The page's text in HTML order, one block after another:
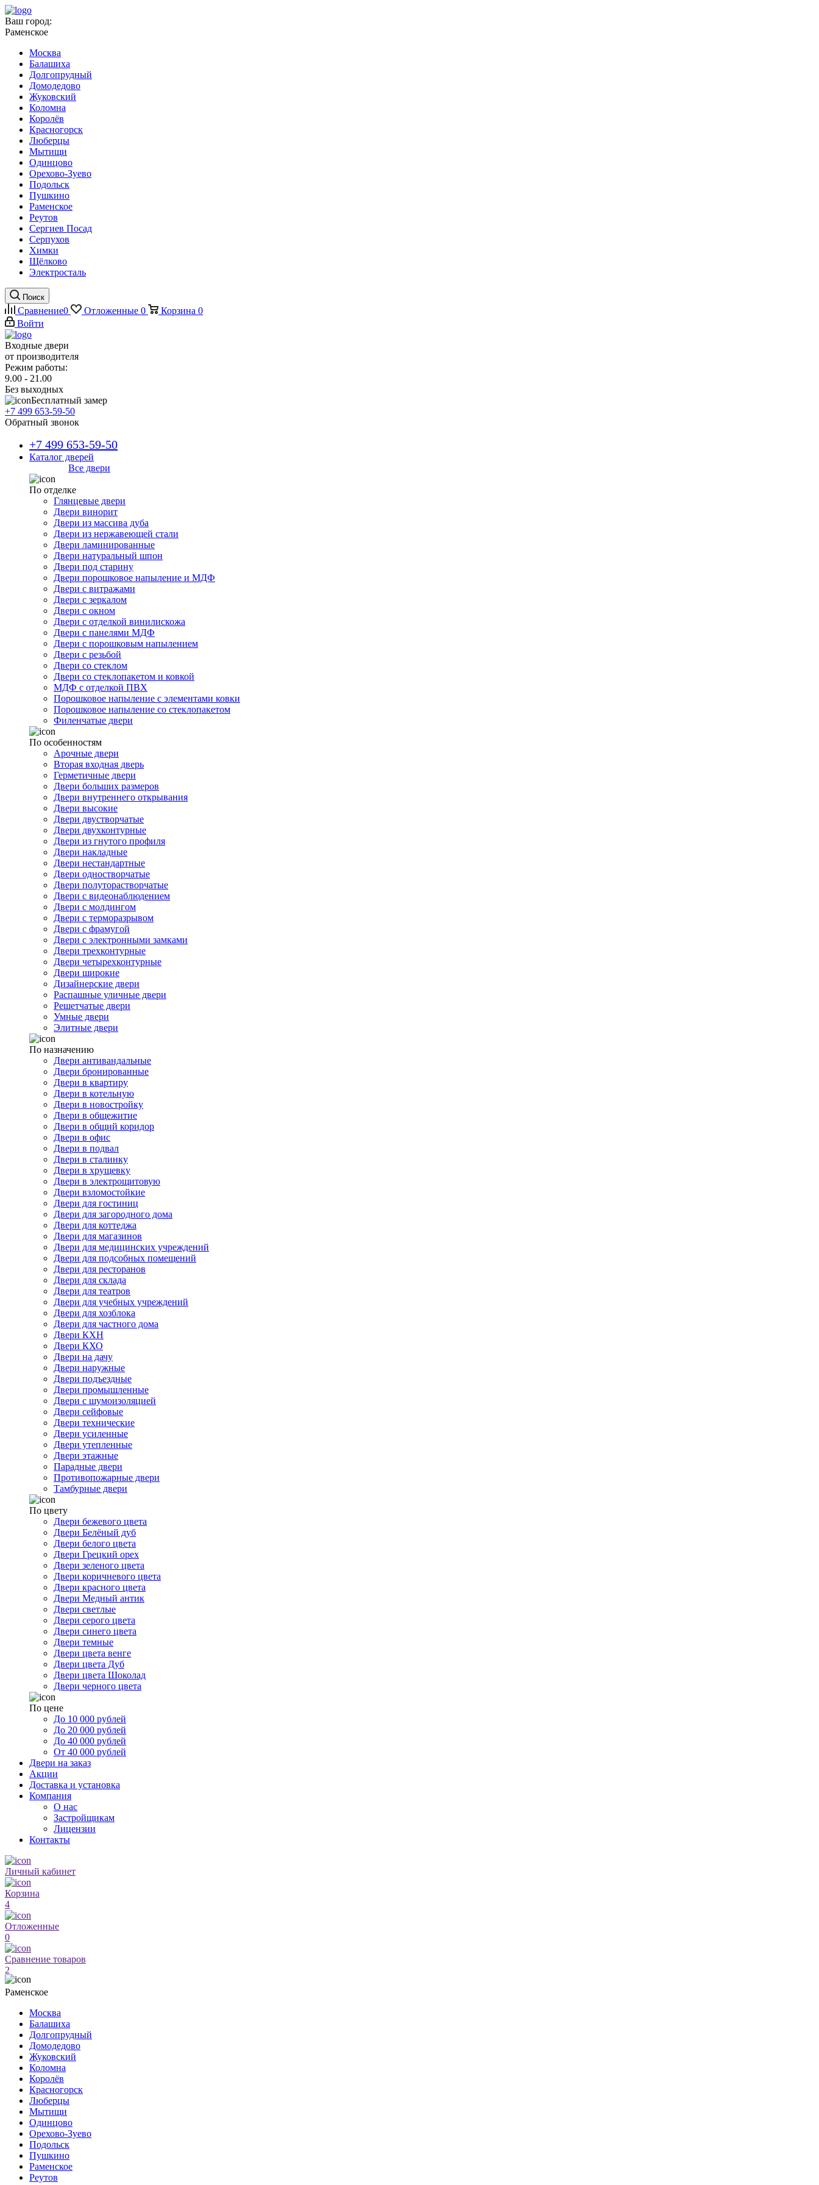
Ваш город:
Раменское
Москва
Балашиха
Долгопрудный
Домодедово
Жуковский
Коломна
Королёв
Красногорск
Люберцы
Мытищи
Одинцово
Орехово-Зуево
Подольск
Пушкино
Раменское
Реутов
Сергиев Посад
Серпухов
Химки
Щёлково
Электросталь
Поиск
Сравнение0 Отложенные 0 Корзина 0
Войти
Входные двери
от производителя
Режим работы:
9.00 - 21.00
Без выходных
Бесплатный замер
+7 499 653-59-50
Обратный звонок
+7 499 653-59-50
Каталог дверей
Все двери
По отделке
Глянцевые двери
Двери винорит
Двери из массива дуба
Двери из нержавеющей стали
Двери ламинированные
Двери натуральный шпон
Двери под старину
Двери порошковое напыление и МДФ
Двери с витражами
Двери с зеркалом
Двери с окном
Двери с отделкой винилискожа
Двери с панелями МДФ
Двери с порошковым напылением
Двери с резьбой
Двери со стеклом
Двери со стеклопакетом и ковкой
МДФ с отделкой ПВХ
Порошковое напыление с элементами ковки
Порошковое напыление со стеклопакетом
Филенчатые двери
По особенностям
Арочные двери
Вторая входная дверь
Герметичные двери
Двери больших размеров
Двери внутреннего открывания
Двери высокие
Двери двустворчатые
Двери двухконтурные
Двери из гнутого профиля
Двери накладные
Двери нестандартные
Двери одностворчатые
Двери полуторастворчатые
Двери с видеонаблюдением
Двери с молдингом
Двери с терморазрывом
Двери с фрамугой
Двери с электронными замками
Двери трехконтурные
Двери четырехконтурные
Двери широкие
Дизайнерские двери
Распашные уличные двери
Решетчатые двери
Умные двери
Элитные двери
По назначению
Двери антивандальные
Двери бронированные
Двери в квартиру
Двери в котельную
Двери в новостройку
Двери в общежитие
Двери в общий коридор
Двери в офис
Двери в подвал
Двери в сталинку
Двери в хрущевку
Двери в электрощитовую
Двери взломостойкие
Двери для гостиниц
Двери для загородного дома
Двери для коттеджа
Двери для магазинов
Двери для медицинских учреждений
Двери для подсобных помещений
Двери для ресторанов
Двери для склада
Двери для театров
Двери для учебных учреждений
Двери для хозблока
Двери для частного дома
Двери КХН
Двери КХО
Двери на дачу
Двери наружные
Двери подъездные
Двери промышленные
Двери с шумоизоляцией
Двери сейфовые
Двери технические
Двери усиленные
Двери утепленные
Двери этажные
Парадные двери
Противопожарные двери
Тамбурные двери
По цвету
Двери бежевого цвета
Двери Белёный дуб
Двери белого цвета
Двери Грецкий орех
Двери зеленого цвета
Двери коричневого цвета
Двери красного цвета
Двери Медный антик
Двери светлые
Двери серого цвета
Двери синего цвета
Двери темные
Двери цвета венге
Двери цвета Дуб
Двери цвета Шоколад
Двери черного цвета
По цене
До 10 000 рублей
До 20 000 рублей
До 40 000 рублей
От 40 000 рублей
Двери на заказ
Акции
Доставка и установка
Компания
О нас
Застройщикам
Лицензии
Контакты
Личный кабинет
Корзина
4
Отложенные
0
Сравнение товаров
2
Раменское
Москва
Балашиха
Долгопрудный
Домодедово
Жуковский
Коломна
Королёв
Красногорск
Люберцы
Мытищи
Одинцово
Орехово-Зуево
Подольск
Пушкино
Раменское
Реутов